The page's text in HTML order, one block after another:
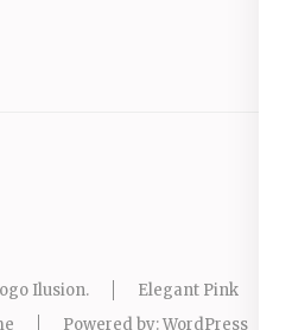
Ilusion.
Elegant Pink
Powered by:WordPress